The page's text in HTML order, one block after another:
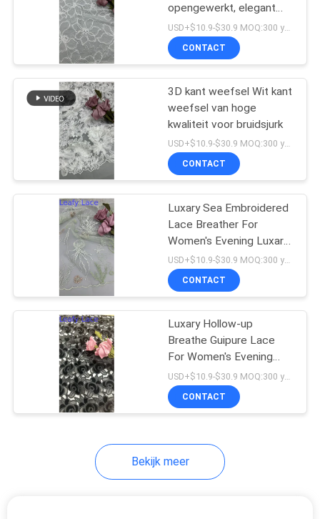
Geparelde
Borduurwerkstof
39
geplooide kantstof
Gekleurde
Borduurwerkstof
opengewerkt, elegant
doek voor bruidsmode,
schoonheid, trouwfeest,
jurk
CONTACT
3D kant weefsel Wit kant
weefsel van hoge
kwaliteit voor bruidsjurk
USD+$10.9-$30.9 MOQ:300 yard
CONTACT
Luxary Sea Embroidered
Lace Breather For
Women's Evening Luxary
Dresses Gowns
USD+$10.9-$30.9 MOQ:300 yard
CONTACT
Luxary Hollow-up
Breathe Guipure Lace
For Women's Evening
Dresses Gowns
CONTACT
Bekijk meer